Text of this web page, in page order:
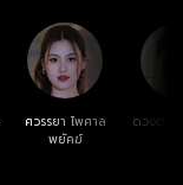
ศวรรยา ไพศาล
พยัคฆ์
ดวงตา